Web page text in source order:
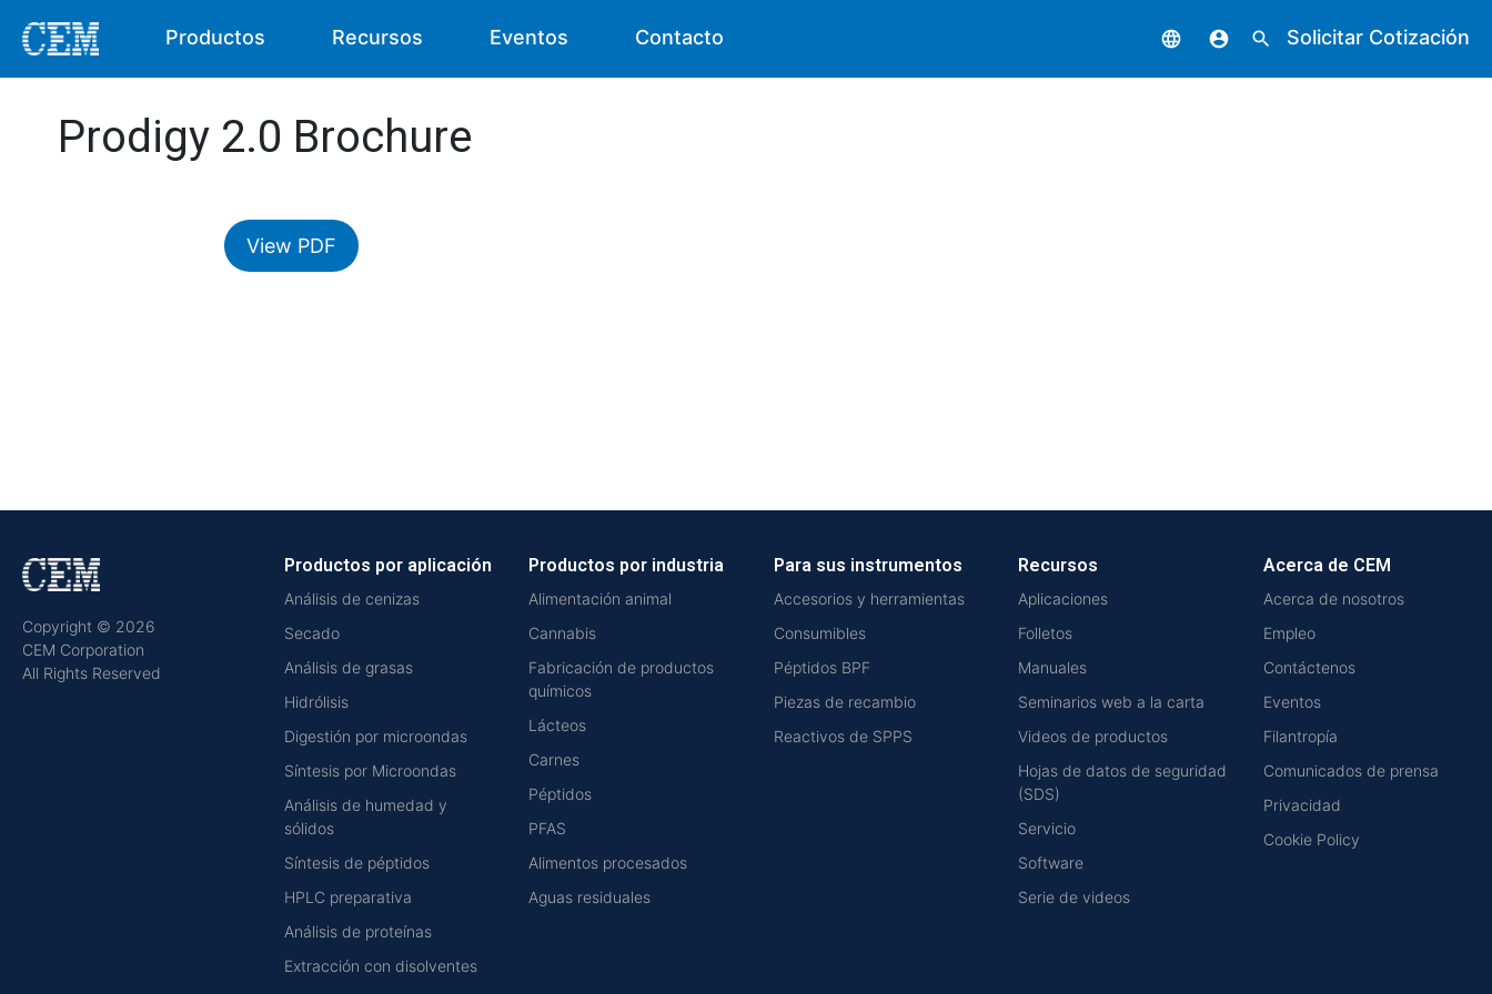
Productos Recursos Eventos Contacto language account_circle search Solicitar Cotización
Prodigy 2.0 Brochure
View PDF
Copyright © 2026
CEM Corporation
All Rights Reserved
Productos por aplicación
Análisis de cenizas
Secado
Análisis de grasas
Hidrólisis
Digestión por microondas
Síntesis por Microondas
Análisis de humedad y
sólidos
Síntesis de péptidos
HPLC preparativa
Análisis de proteínas
Extracción con disolventes
Productos por industria
Alimentación animal
Cannabis
Fabricación de productos
químicos
Lácteos
Carnes
Péptidos
PFAS
Alimentos procesados
Aguas residuales
Para sus instrumentos
Accesorios y herramientas
Consumibles
Péptidos BPF
Piezas de recambio
Reactivos de SPPS
Recursos
Aplicaciones
Folletos
Manuales
Seminarios web a la carta
Videos de productos
Hojas de datos de seguridad
(SDS)
Servicio
Software
Serie de videos
Acerca de CEM
Acerca de nosotros
Empleo
Contáctenos
Eventos
Filantropía
Comunicados de prensa
Privacidad
Cookie Policy